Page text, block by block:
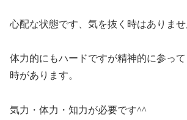
心配な状態です、気を抜く時はありませ
体力的にもハードですが精神的に参っ
時があります。
気力・体力・知力が必要です^^